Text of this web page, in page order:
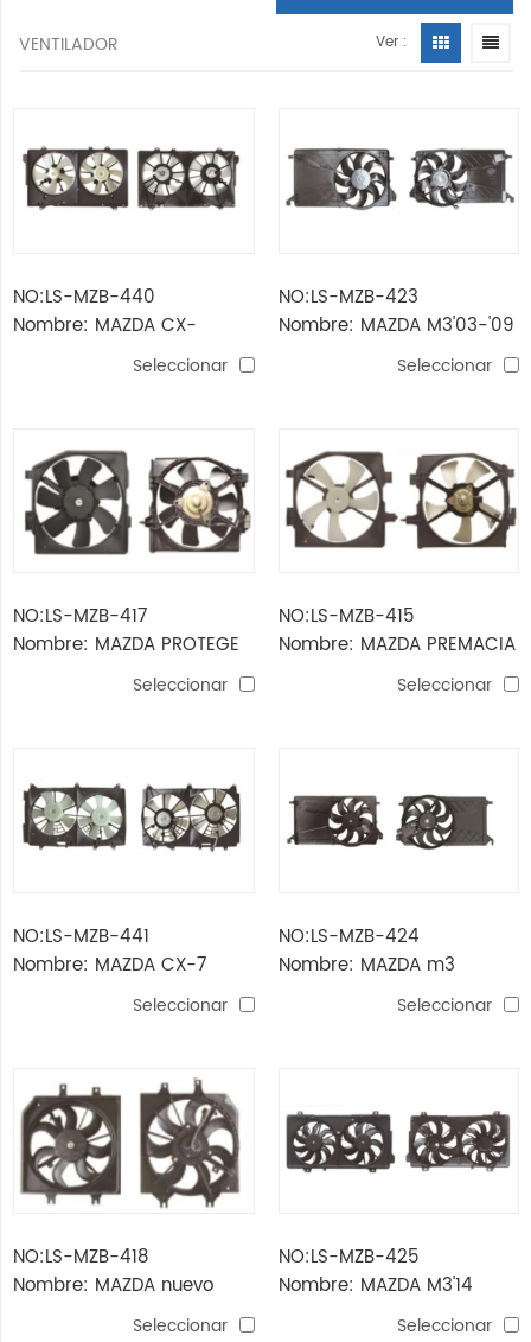
VENTILADOR Ver :
NO:LS-MZB-440
Nombre: MAZDA CX-
5'13-’16 ventiladorSeleccionar
NO:LS-MZB-423
Nombre: MAZDA M3'03-'09
ventilador CONJUNTO
Seleccionar
NO:LS-MZB-417
Nombre: MAZDA PROTEGE
95-'09 A / C ventilador
Seleccionar
NO:LS-MZB-415
Nombre: MAZDA PREMACIA
Seleccionar
NO:LS-MZB-441
Nombre: MAZDA CX-7
ventilador CONJUNTO
Seleccionar
NO:LS-MZB-424
Nombre: MAZDA m3
VENTILADOR (CONSeleccionar
NO:LS-MZB-418
Nombre: MAZDA nuevo
PROTEGE'10-'14 ventilador
Seleccionar
NO:LS-MZB-425
Nombre: MAZDA M3'14
AXELA ventiladorSeleccionar